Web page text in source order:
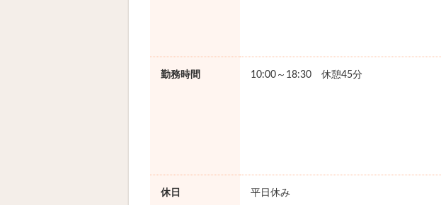
勤務時間 10:00～18:30 休憩45分
休日 平日休み